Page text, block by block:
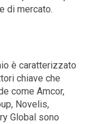
di mercato.
è caratterizzato
chiave che
come Amcor,
Novelis,
Global sono